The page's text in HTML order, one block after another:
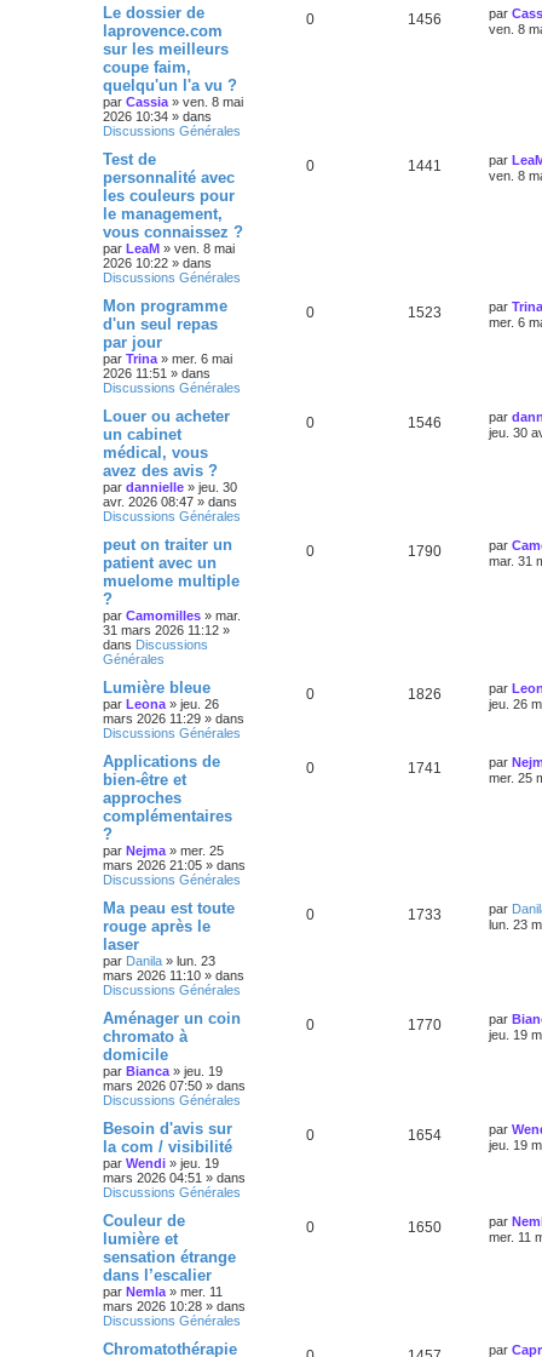
Le dossier de
laprovence.com
sur les meilleurs
coupe faim,
quelqu'un l'a vu ?
par Cassia » ven. 8 mai
2026 10:34 » dans
Discussions Générales
0 1456 par
ven. 8
Test de
personnalité avec
les couleurs pour
le management,
vous connaissez ?
par LeaM » ven. 8 mai
2026 10:22 » dans
Discussions Générales
0 1441 par
ven. 8
Mon programme
d'un seul repas
par jour
par Trina » mer. 6 mai
2026 11:51 » dans
Discussions Générales
0 1523 par Trina
mer. 6
Louer ou acheter
un cabinet
médical, vous
avez des avis ?
par dannielle » jeu. 30
avr. 2026 08:47 » dans
Discussions Générales
0 1546 par
jeu. 30
peut on traiter un
patient avec un
muelome multiple
?
par Camomilles » mar.
31 mars 2026 11:12 »
dans Discussions
Générales
0 1790 par
mar. 31
Lumière bleue
par Leona » jeu. 26
mars 2026 11:29 » dans
Discussions Générales
0 1826 par
jeu. 26
Applications de
bien-être et
approches
complémentaires
?
par Nejma » mer. 25
mars 2026 21:05 » dans
Discussions Générales
0 1741 par
mer. 25
Ma peau est toute
rouge après le
laser
par Danila » lun. 23
mars 2026 11:10 » dans
Discussions Générales
0 1733 par
lun. 23
Aménager un coin
chromato à
domicile
par Bianca » jeu. 19
mars 2026 07:50 » dans
Discussions Générales
0 1770 par
jeu. 19
Besoin d'avis sur
la com / visibilité
par Wendi » jeu. 19
mars 2026 04:51 » dans
Discussions Générales
0 1654 par
jeu. 19
Couleur de
lumière et
sensation étrange
dans l’escalier
par Nemla » mer. 11
mars 2026 10:28 » dans
Discussions Générales
0 1650 par
mer. 11
Chromatothérapie par